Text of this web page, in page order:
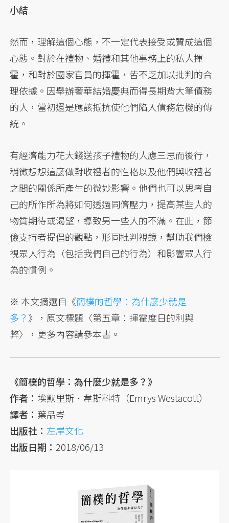
小結
然而，理解這個心態，不一定代表接受或贊成這個
心態。對於在禮物、婚禮和其他事務上的私人揮
霍，和對於國家官員的揮霍，皆不乏加以批判的合
理依據。因舉辦奢華結婚慶典而得長期背大筆債務
的人，當初還是應該抵抗使他們陷入債務危機的傳
統。
有經濟能力花大錢送孩子禮物的人應三思而後行，
稍微想想這麼做對收禮者的性格以及他們與收禮者
之間的關係所產生的微妙影響。他們也可以思考自
己的所作所為將如何透過同儕壓力，提高某些人的
物質期待或渴望，導致另一些人的不滿。在此，節
儉支持者提倡的觀點，形同批判視鏡，幫助我們檢
視眾人行為（包括我們自己的行為）和影響眾人行
為的慣例。
※ 本文摘選自《簡樸的哲學：為什麼少就是
多？ 》，原文標題〈第五章：揮霍度日的利與
弊〉，更多內容請參本書。
《簡樸的哲學：為什麼少就是多？》
作者： 埃默里斯．韋斯科特（Emrys Westacott）
譯者： 葉品岑
出版社： 左岸文化
出版日期： 2018/06/13